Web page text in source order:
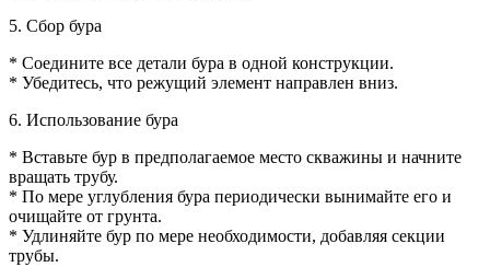
5. Сбор бура
* Соедините все детали бура в одной конструкции.
* Убедитесь, что режущий элемент направлен вниз.
6. Использование бура
* Вставьте бур в предполагаемое место скважины и начните
вращать трубу.
* По мере углубления бура периодически вынимайте его и
очищайте от грунта.
* Удлиняйте бур по мере необходимости, добавляя секции
трубы.